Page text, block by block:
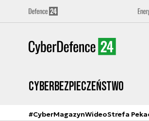
Cyberbezpieczeństwo
#CyberMagazynWideoStrefa